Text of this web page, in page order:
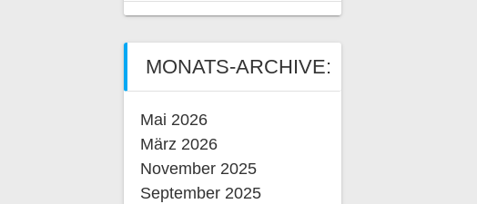
MONATS-ARCHIVE:
Mai 2026
März 2026
November 2025
September 2025